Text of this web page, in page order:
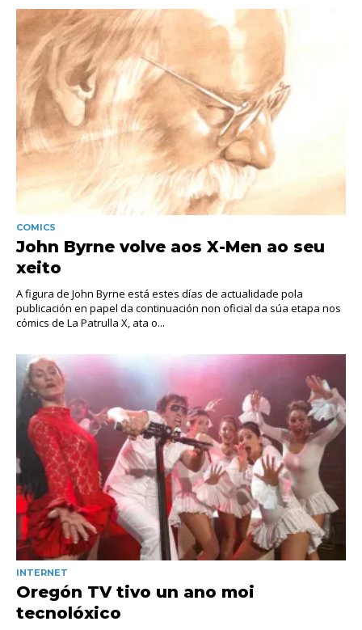
COMICS
John Byrne volve aos X-Men ao seu
xeito
A figura de John Byrne está estes días de actualidade pola
publicación en papel da continuación non oficial da súa etapa nos
cómics de La Patrulla X, ata o...
INTERNET
Oregón TV tivo un ano moi
tecnolóxico